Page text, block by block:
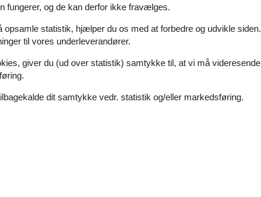
mest kendte seværdigheder. I kan for
verdens smukkeste fjorde. Her kan I nyde
og de frodige grønne dale, der omgiver
der er kendt for sin farverige arkitektur og
hvor I kan nyde en lækker middag tilberedt
lytte til naturens lyde, mens I nyder en kop
sommerhusferie, der kombinerer
pakke.
fungerer, og de kan derfor ikke fravælges.
statistik, hjælper du os med at forbedre og udvikle
til vores underleverandører.
giver du (ud over statistik) samtykke til, at vi må
dit samtykke vedr. statistik og/eller markedsføring.